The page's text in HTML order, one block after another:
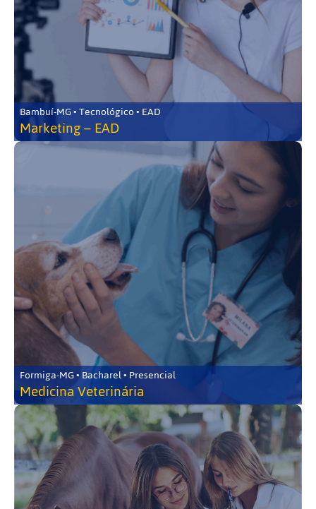
Bambuí-MG • Tecnológico • EAD
Marketing – EAD
Formiga-MG • Bacharel • Presencial
Medicina Veterinária